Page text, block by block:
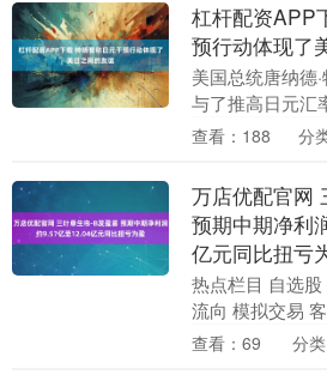
杠杆配资APP
预行动体现了
美国总统唐纳德
与了推高日元汇
称这体现了美日
周日在空军一....
查看：188 分
万店优配官网
预期中期净利
亿元同比扭亏
热点栏目 自选
流向 模拟交易
B（02197）发布
查看：69 分